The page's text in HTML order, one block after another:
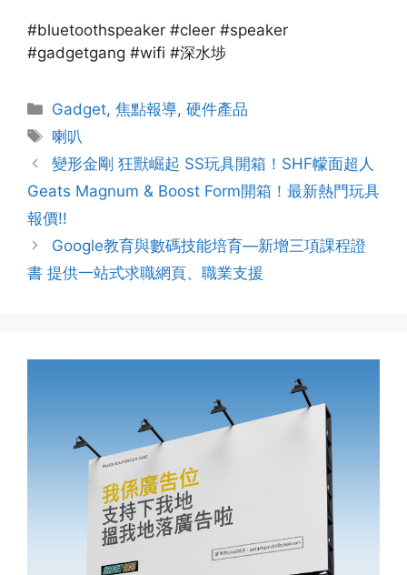
#bluetoothspeaker #cleer #speaker
#gadgetgang #wifi #深水埗
Gadget,焦點報導,硬件產品
喇叭
變形金剛 狂獸崛起 SS玩具開箱！SHF幪面超人
Geats Magnum & Boost Form開箱！最新熱門玩具
報價!!
Google教育與數碼技能培育—新增三項課程證
書 提供一站式求職網頁、職業支援